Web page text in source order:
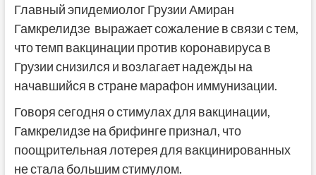
Главный эпидемиолог Грузии Амиран
Гамкрелидзе выражает сожаление в связи с тем,
что темп вакцинации против коронавируса в
Грузии снизился и возлагает надежды на
начавшийся в стране марафон иммунизации.
Говоря сегодня о стимулах для вакцинации,
Гамкрелидзе на брифинге признал, что
поощрительная лотерея для вакцинированных
не стала большим стимулом.